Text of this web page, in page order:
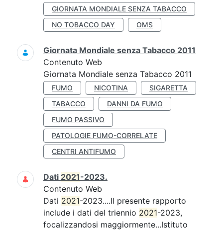
GIORNATA MONDIALE SENZA TABACCO
NO TOBACCO DAY
OMS
Giornata Mondiale senza Tabacco 2011
Contenuto Web
Giornata Mondiale senza Tabacco 2011
FUMO NICOTINA
SIGARETTA
TABACCO
DANNI DA FUMO
FUMO PASSIVO
PATOLOGIE FUMO-CORRELATE
CENTRI ANTIFUMO
Dati 2021-2023.
Contenuto Web
Dati 2021-2023....Il presente rapporto
include i dati del triennio 2021-2023,
focalizzandosi maggiormente...Istituto